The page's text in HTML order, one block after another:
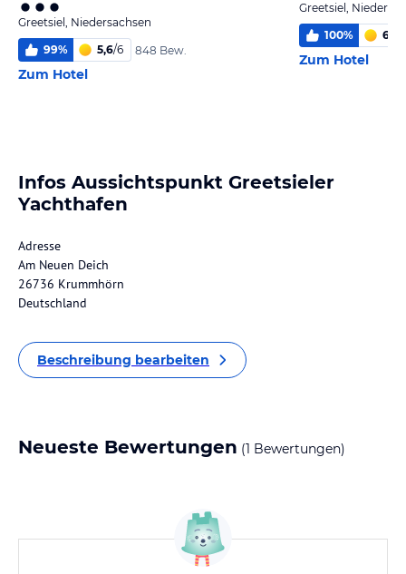
Greetsiel, Niedersachsen
99% 5,6/6 848 Bew.
Zum Hotel
Greetsiel,
100% 6
Zum Hotel
Infos Aussichtspunkt Greetsieler
Yachthafen
Adresse
Am Neuen Deich
26736 Krummhörn
Deutschland
Beschreibung bearbeiten
Neueste Bewertungen (1 Bewertungen)